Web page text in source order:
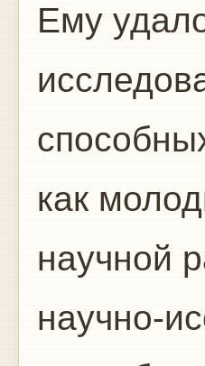
Ему
как
научной
научно-